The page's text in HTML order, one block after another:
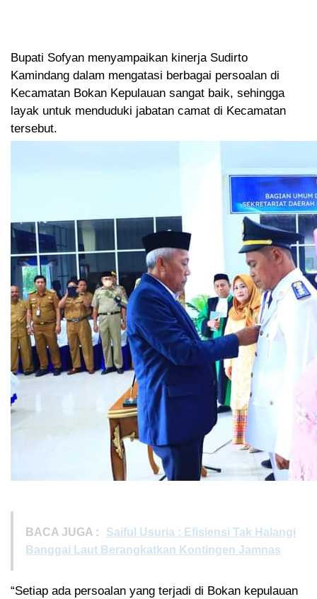
Bupati Sofyan menyampaikan kinerja Sudirto
Kamindang dalam mengatasi berbagai persoalan di
Kecamatan Bokan Kepulauan sangat baik, sehingga
layak untuk menduduki jabatan camat di Kecamatan
tersebut.
BACA JUGA :
Saiful Usuria : Efisiensi Tak Halangi
Banggai Laut Berangkatkan Kontingen Jamnas
“Setiap ada persoalan yang terjadi di Bokan kepulauan